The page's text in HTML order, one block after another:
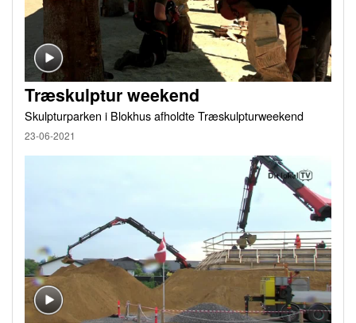
Træskulptur weekend
Skulpturparken i Blokhus afholdte Træskulpturweekend
23-06-2021